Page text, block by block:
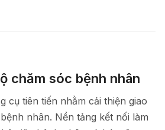
chăm sóc bệnh nhân
cụ tiên tiến nhằm cải thiện giao
nhân. Nền tảng kết nối làm